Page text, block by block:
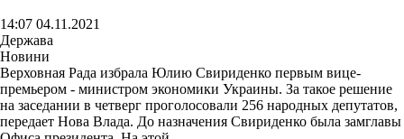
14:07 04.11.2021
Держава
Новини
Верховная Рада избрала Юлию Свириденко первым вице-
премьером - министром экономики Украины. За такое решение
на заседании в четверг проголосовали 256 народных депутатов,
передает Нова Влада. До назначения Свириденко была замглавы